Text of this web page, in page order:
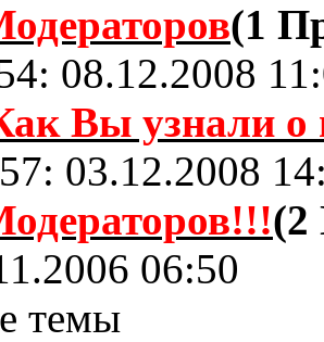
(1
08.12.2008
Вы узнали о
03.12.2008
(2
06:50
темы